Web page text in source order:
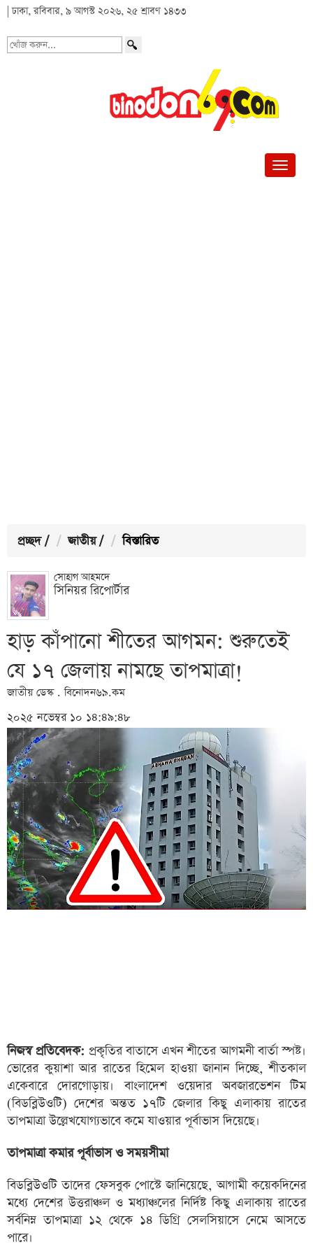
| ঢাকা, রবিবার, ৯ আগস্ট ২০২৬, ২৫ শ্রাবণ ১৪৩৩
খোঁজ
প্রচ্ছদ / জাতীয় / বিস্তারিত
সোহাগ আহমদে
সিনিয়র রিপোর্টার
হাড় কাঁপানো শীতের আগমন: শুরুতেই
যে ১৭ জেলায় নামছে তাপমাত্রা!
জাতীয় ডেস্ক . বিনোদন৬৯.কম
২০২৫ নভেম্বর ১০ ১৪:৪৯:৪৮
নিজস্ব প্রতিবেদক: প্রকৃতির বাতাসে এখন শীতের আগমনী বার্তা স্পষ্ট।
ভোরের কুয়াশা আর রাতের হিমেল হাওয়া জানান দিচ্ছে, শীতকাল
একেবারে দোরগোড়ায়। বাংলাদেশ ওয়েদার অবজারভেশন টিম
(বিডব্লিউওটি) দেশের অন্তত ১৭টি জেলার কিছু এলাকায় রাতের
তাপমাত্রা উল্লেখযোগ্যভাবে কমে যাওয়ার পূর্বাভাস দিয়েছে।
তাপমাত্রা কমার পূর্বাভাস ও সময়সীমা
বিডব্লিউওটি তাদের ফেসবুক পোস্টে জানিয়েছে, আগামী কয়েকদিনের
মধ্যে দেশের উত্তরাঞ্চল ও মধ্যাঞ্চলের নির্দিষ্ট কিছু এলাকায় রাতের
সর্বনিম্ন তাপমাত্রা ১২ থেকে ১৪ ডিগ্রি সেলসিয়াসে নেমে আসতে
পারে।